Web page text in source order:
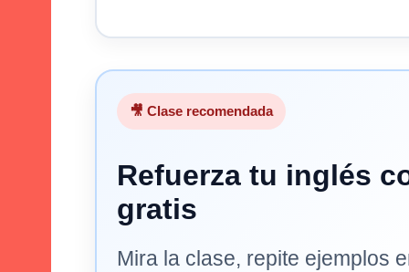
🎥 Clase recomendada
Refuerza tu inglés
gratis
Mira la clase, repite ejemplos